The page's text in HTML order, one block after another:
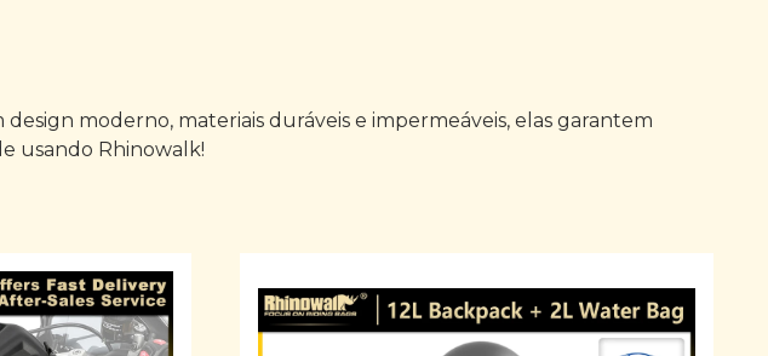
moderno, materiais duráveis e impermeáveis, elas garantem
usando Rhinowalk!